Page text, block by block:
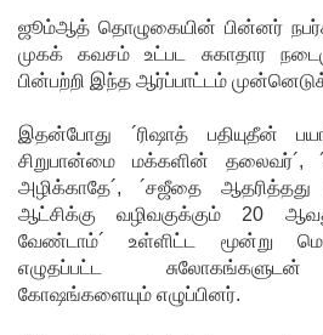
சிறைச்சா
லையில்
ன்மை!
மீனவர்க
விடுதலை
ஜூம்ஆத் தொழுகையின் பின்னர்
முகக் கவசம் உட்பட சுகாதார
பின்பற்றி இந்த ஆர்ப்பாட்டம்
இதன்போது ´ரிஷாத் பதியுதீன்
சிறுபான்மை மக்களின் தலைவர்´,
அழிக்காதே´, ´சஜீதை ஆதரித்தது
ஆட்சிக்கு வழிவகுக்கும் 20
வேண்டாம்´ உள்ளிட்ட மூன்று
எழுதப்பட்ட சுலோகங்களுடன்
கோஷங்களையும் எழுப்பினர்.